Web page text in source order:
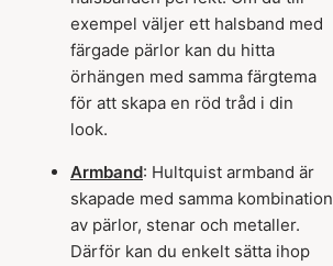
exempel väljer ett halsband med
färgade pärlor kan du hitta
örhängen med samma färgtema
för att skapa en röd tråd i din
look.
Armband: Hultquist armband är
skapade med samma kombination
av pärlor, stenar och metaller.
Därför kan du enkelt sätta ihop